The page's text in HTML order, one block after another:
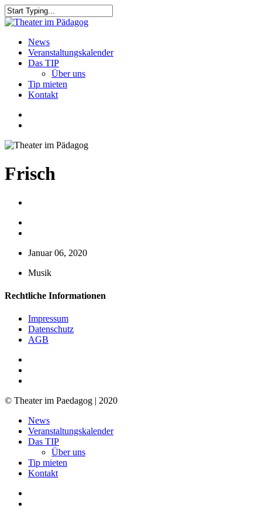
Skip
to
content
Close
search
Menu
News
Veranstaltungskalender
Das TIP
Über uns
Tip mieten
Kontakt
Frisch
Januar 06, 2020
Musik
Rechtliche Informationen
Impressum
Datenschutz
AGB
© Theater im Paedagog | 2020
Close
Menu
News
Veranstaltungskalender
Das TIP
Über uns
Tip mieten
Kontakt